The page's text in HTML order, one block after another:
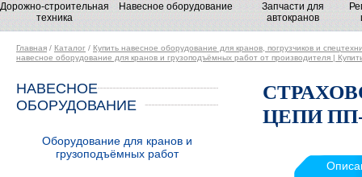
Дорожно-строительная
техника
Навесное оборудование
Запчасти для
автокранов
Главная / Каталог / Купить навесное оборудование для кранов, погрузчиков и
навесное оборудование для кранов и грузоподъёмных работ от производителя |
НАВЕСНОЕ
ОБОРУДОВАНИЕ
Оборудование для кранов и
грузоподъёмных работ
ЦЕПИ